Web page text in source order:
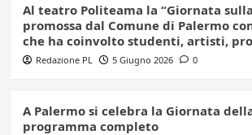
Al teatro Politeama la “Giornata
promossa dal Comune di Palermo
che ha coinvolto studenti, artisti,
Redazione PL 5 Giugno 2026 0
A Palermo si celebra la Giornata
programma completo